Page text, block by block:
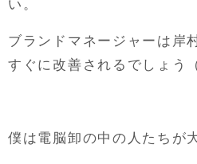
い。
ブランドマネージャーは岸
すぐに改善されるでしょう
僕は電脳卸の中の人たちが